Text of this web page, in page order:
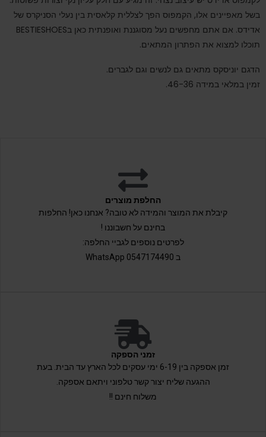
בשל מאפיינים אלו, הקמפוס הפך לצללית קלאסית בין נעלי הסניקרס של
אדידס
. אם אתם מחפשים נעל מסוגננת ואופנתית כאן בBESTIESHOES
תוכלו למצוא את הפתרון המתאים.
הדגם יוניסקס מתאים גם לנשים וגם לגברים.
זמין במלאי במידה 46-36.
החלפת מוצרים
קיבלת את המוצר והמידה לא טובה? אנחנו כאן! החלפות
בחינם על חשבוננו !
לפרטים נוספים לגביי החלפה:
ב 0547174490 WhatsApp
זמני הספקה
זמן אספקה בין 6-19 ימי עסקים לכל הארץ עד הבית. בעת
ההגעה שליח יצור קשר טלפוני ויתאם אספקה.
משלוח חינם !!